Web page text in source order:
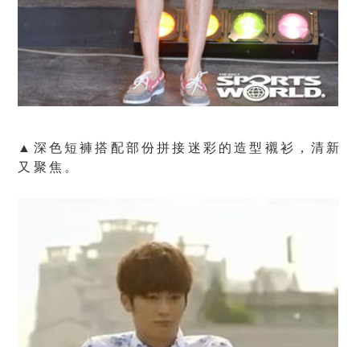
▲深色短褲搭配部份拼接迷彩的造型襯衫，清新
又聚焦。